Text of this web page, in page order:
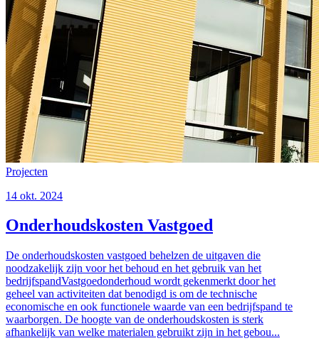
Projecten
14 okt. 2024
Onderhoudskosten Vastgoed
De onderhoudskosten vastgoed behelzen de uitgaven die
noodzakelijk zijn voor het behoud en het gebruik van het
bedrijfspandVastgoedonderhoud wordt gekenmerkt door het
geheel van activiteiten dat benodigd is om de technische
economische en ook functionele waarde van een bedrijfspand te
waarborgen. De hoogte van de onderhoudskosten is sterk
afhankelijk van welke materialen gebruikt zijn in het gebou...